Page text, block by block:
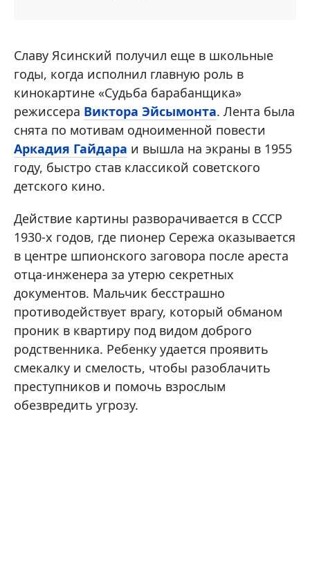
Славу Ясинский получил еще в школьные
годы, когда исполнил главную роль в
кинокартине «Судьба барабанщика»
режиссера Виктора Эйсымонта. Лента была
снята по мотивам одноименной повести
Аркадия Гайдара и вышла на экраны в 1955
году, быстро став классикой советского
детского кино.
Действие картины разворачивается в СССР
1930-х годов, где пионер Сережа оказывается
в центре шпионского заговора после ареста
отца-инженера за утерю секретных
документов. Мальчик бесстрашно
противодействует врагу, который обманом
проник в квартиру под видом доброго
родственника. Ребенку удается проявить
смекалку и смелость, чтобы разоблачить
преступников и помочь взрослым
обезвредить угрозу.